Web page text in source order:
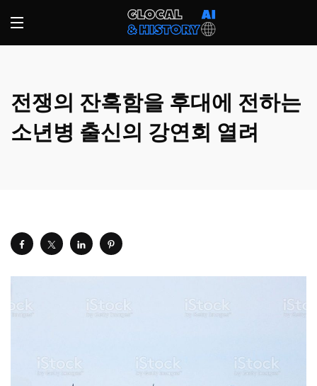
전쟁의 잔혹함을 후대에 전하는
소년병 출신의 강연회 열려